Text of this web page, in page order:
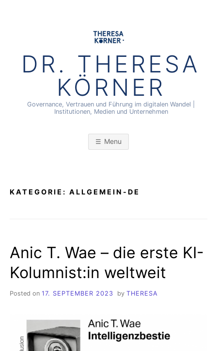
DR. THERESA
KÖRNER
Governance, Vertrauen und Führung im digitalen Wandel |
Institutionen, Medien und Unternehmen
Menu
KATEGORIE: ALLGEMEIN-DE
Anic T. Wae – die erste KI-
Kolumnist:in weltweit
Posted on 17. SEPTEMBER 2023 by THERESA